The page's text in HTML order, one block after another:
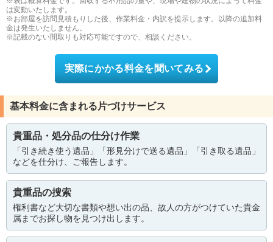
は変動いたします。
※お部屋を訪問見積もりした後、作業料金・内訳を提示します。以降の追加料
金は発生いたしません。
※記載のない間取りも対応可能ですので、相談ください。
実際にかかる料金を聞いてみる
基本料金に含まれる片づけサービス
貴重品・処分品の仕分け作業
「引き続き使う遺品」「形見分けで送る遺品」「引き取る遺品」
などを仕分け、ご報告します。
貴重品の捜索
権利書など大切な書類や想い出の品、故人の方がつけていた貴金
属までお探し物を見つけ出します。